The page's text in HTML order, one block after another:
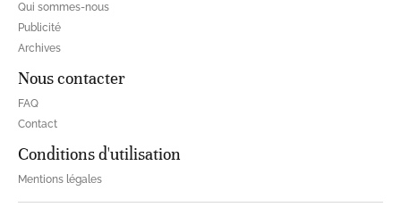
Qui sommes-nous
Publicité
Archives
Nous contacter
FAQ
Contact
Conditions d'utilisation
Mentions légales